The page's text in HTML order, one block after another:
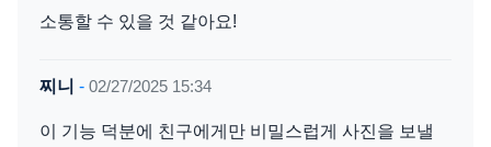
소통할 수 있을 것 같아요!
찌니 - 02/27/2025 15:34
이 기능 덕분에 친구에게만 비밀스럽게 사진을 보낼